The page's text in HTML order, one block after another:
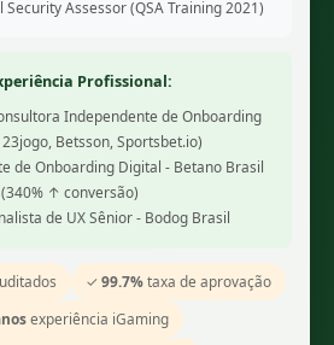
Security Assessor (QSA Training 2021)
Profissional:
Independente de Onboarding
Betsson, Sportsbet.io)
de Onboarding Digital - Betano Brasil
(340% ↑ conversão)
de UX Sênior - Bodog Brasil
✓99.7%taxa de aprovação
experiência iGaming